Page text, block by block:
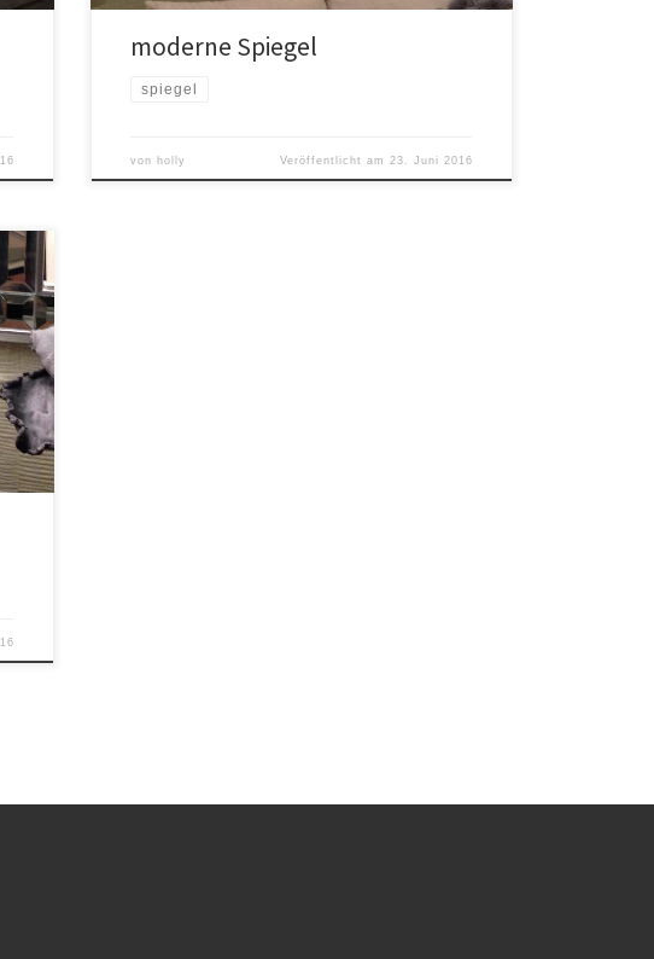
moderne Spiegel
spiegel
von holly Veröffentlicht am 23. Juni 2016